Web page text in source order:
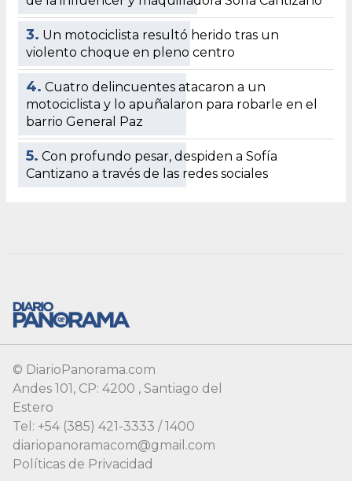
© DiarioPanorama.com
Andes 101, CP: 4200 , Santiago del
Estero
Tel: +54 (385) 421-3333 / 1400
diariopanoramacom@gmail.com
Políticas de Privacidad